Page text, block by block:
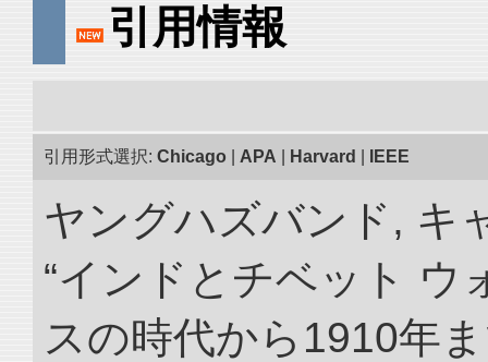
引用情報
引用形式選択: Chicago APA Harvard IEEE
ヤングハズバンド, キ
“インドとチベット ウ
スの時代から1910年